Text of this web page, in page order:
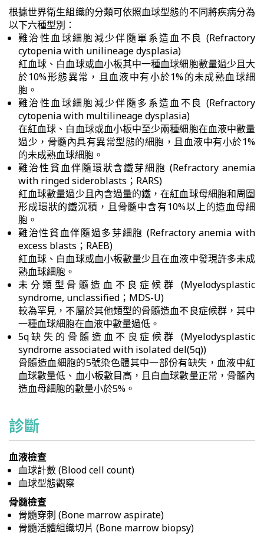
根據世界衛生組織的分類可依照血球型態的不同將疾病分為
以下六種型別：
難治性血球細胞減少伴隨單系造血不良 (Refractory
cytopenia with unilineage dysplasia)
紅血球、白血球或血小板其中一種血球細胞數量過少且大
於10%形態異常，且血液中有小於1%的未成熟血球細
胞。
難治性血球細胞減少伴隨多系造血不良 (Refractory
cytopenia with multilineage dysplasia)
在紅血球、白血球或血小板中至少兩種細胞在血液中數量
過少，骨髓內具有異常型態的細胞，且血液中有小於1%
的未成熟血球細胞。
難治性貧血伴隨環狀含鐵芽細胞 (Refractory anemia
with ringed sideroblasts；RARS)
紅血球數量過少且內含過量的鐵，在紅血球母細胞和周圍
形成環狀的鐵沉積，且骨髓中含有10%以上的造血母細
胞。
難治性貧血伴隨過多芽細胞 (Refractory anemia with
excess blasts；RAEB)
紅血球、白血球或血小板數量少且在血液中發現許多未成
熟血球細胞。
未分類型骨髓造血不良症候群 (Myelodysplastic
syndrome, unclassified；MDS-U)
較為罕見，不屬於其他類型的骨髓造血不良症候群，其中
一種血球細胞在血液中數量過低。
5q缺失的骨髓造血不良症候群 (Myelodysplastic
syndrome associated with isolated del(5q))
骨髓造血細胞的5號染色體其中一部份有缺失，血液中紅
血球數量低、血小板數目高，且白血球數量正常，骨髓內
造血母細胞的數量小於5%。
診斷
血液檢查
血球計數 (Blood cell count)
血球型態觀察
骨髓檢查
骨髓穿刺 (Bone marrow aspirate)
骨髓活體組織切片 (Bone marrow biopsy)